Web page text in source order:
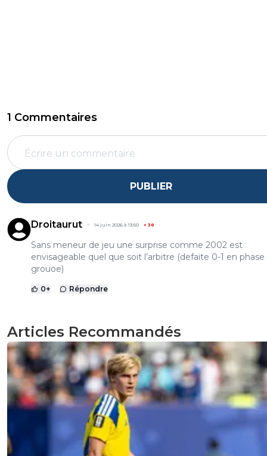
1 Commentaires
PUBLIER
Droitaurut 14 juin 2026 à 13:50 + 38
Sans meneur de jeu une surprise comme 2002 est
envisageable quel que soit l’arbitre (defaite 0-1 en phase
grouoe)
0+ Répondre
Articles Recommandés